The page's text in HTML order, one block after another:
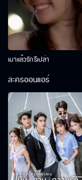
เมาแล้วรักรึเปล่า
ละครออนแอร์